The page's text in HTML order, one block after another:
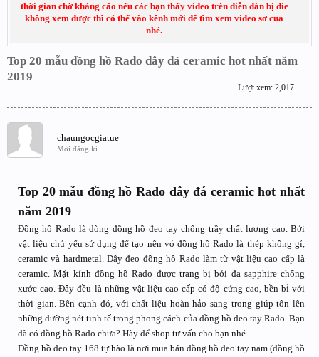
thời gian chờ kháng cáo nếu các bạn thấy video trên diễn đàn bị die
không xem được thì có thể vào kênh mới để tìm xem video sơ cua
nhé.
Top 20 mẫu đồng hồ Rado dây đá ceramic hot nhất năm
2019
Lượt xem: 2,017
chaungocgiatue
Mới đăng kí
Top 20 mẫu đồng hồ Rado dây đá ceramic hot nhất
năm 2019
Đồng hồ Rado là dòng đồng hồ đeo tay chống trầy chất lượng cao. Bởi
vật liệu chủ yếu sử dụng để tạo nên vỏ đồng hồ Rado là thép không gỉ,
ceramic và hardmetal. Dây đeo đồng hồ Rado làm từ vật liệu cao cấp là
ceramic. Mặt kính đồng hồ Rado được trang bị bởi đa sapphire chống
xước cao. Đây đều là những vật liệu cao cấp có độ cứng cao, bền bỉ với
thời gian. Bên cạnh đó, với chất liệu hoàn hảo sang trong giúp tôn lên
những đường nét tinh tế trong phong cách của đồng hồ đeo tay Rado. Bạn
đã có đồng hồ Rado chưa? Hãy để shop tư vấn cho bạn nhé
Đồng hồ đeo tay 168 tự hào là nơi mua bán đồng hồ đeo tay nam (đồng hồ